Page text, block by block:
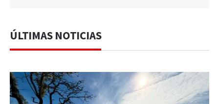
ÚLTIMAS NOTICIAS